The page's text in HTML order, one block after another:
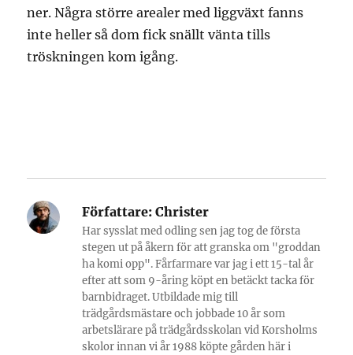
ner. Några större arealer med liggväxt fanns
inte heller så dom fick snällt vänta tills
tröskningen kom igång.
Författare: Christer
Har sysslat med odling sen jag tog de första
stegen ut på åkern för att granska om "groddan
ha komi opp". Fårfarmare var jag i ett 15-tal år
efter att som 9-åring köpt en betäckt tacka för
barnbidraget. Utbildade mig till
trädgårdsmästare och jobbade 10 år som
arbetslärare på trädgårdsskolan vid Korsholms
skolor innan vi år 1988 köpte gården här i